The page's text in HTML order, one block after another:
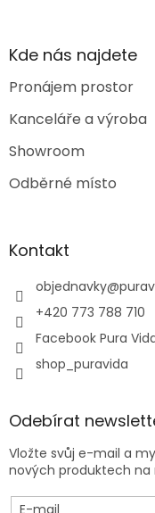
Kde nás najdete
Pronájem prostor
Kanceláře a výroba
Showroom
Odběrné místo
Kontakt
objednavky@
+420 773 788 710
Facebook Pura
shop_puravida
Odebírat
Vložte svůj e-mail a
nových produktech na